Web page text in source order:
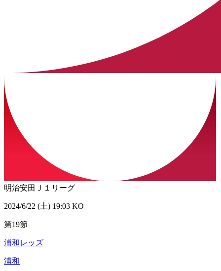
明治安田Ｊ１リーグ
2024/6/22 (土) 19:03 KO
第19節
浦和レッズ
浦和